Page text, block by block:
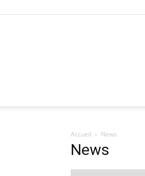
Accueil News
News